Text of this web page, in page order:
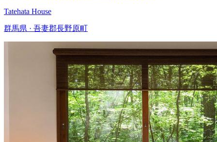
Tatehata House
群馬県 · 吾妻郡長野原町